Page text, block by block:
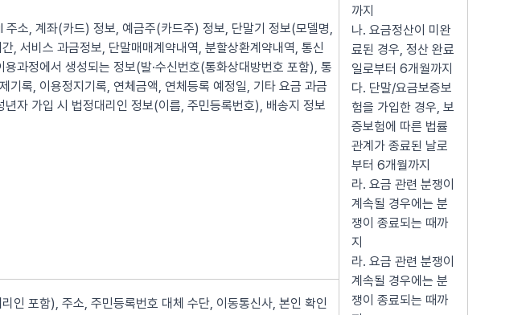
소, 계좌(카드) 정보, 예금주(카드주) 정보, 단말기 정보(모델명,
서비스 과금정보, 단말매매계약내역, 분할상환계약내역, 통신
과정에서 생성되는 정보(발·수신번호(통화상대방번호 포함), 통
록, 이용정지기록, 연체금액, 연체등록 예정일, 기타 요금 과금
자 가입 시 법정대리인 정보(이름, 주민등록번호), 배송지 정보
까지
나. 요금정산이 미완
료된 경우, 정산 완료
일로부터 6개월까지
다. 단말/요금보증보
험을 가입한 경우, 보
증보험에 따른 법률
관계가 종료된 날로
부터 6개월까지
라. 요금 관련 분쟁이
계속될 경우에는 분
쟁이 종료되는 때까
지
라. 요금 관련 분쟁이
계속될 경우에는 분
쟁이 종료되는 때까
인 포함), 주소, 주민등록번호 대체 수단, 이동통신사, 본인 확인